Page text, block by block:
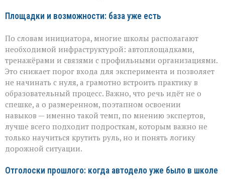
Площадки и возможности: база уже есть
По словам инициатора, многие школы располагают
необходимой инфраструктурой: автоплощадками,
тренажёрами и связями с профильными организациями.
Это снижает порог входа для эксперимента и позволяет
не начинать с нуля, а грамотно встроить практику в
образовательный процесс. Важно, что речь идёт не о
спешке, а о размеренном, поэтапном освоении
навыков — именно такой темп, по мнению экспертов,
лучше всего подходит подросткам, которым важно не
только научиться крутить руль, но и понять логику
дорожной ситуации.
Отголоски прошлого: когда автодело уже было в школе